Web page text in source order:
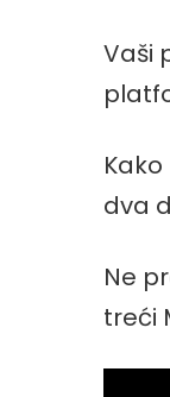
Vaši
dva
Ne
treći